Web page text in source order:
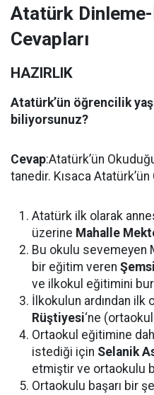
Atatürk
Cevapları
HAZIRLIK
Atatürk’ün öğrencilik
biliyorsunuz?
Cevap:Atatürk’ün
tanedir. Kısaca
Atatürk ilk olarak
üzerine Mahalle
Bu okulu sevemeyen
bir eğitim veren
ve ilkokul eğitimini
İlkokulun ardından ilk
Rüştiyesi‘ne
Ortaokul eğitimine
istediği için Selanik
etmiştir ve ortaokulu
Ortaokulu başarı bir